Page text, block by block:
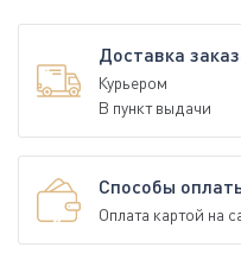
Доставка
Курьером
В пункт выдачи
Способы
Оплата картой на